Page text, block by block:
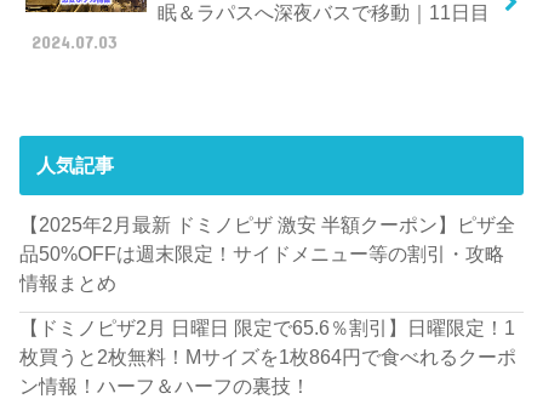
眠＆ラパスへ深夜バスで移動｜11日目
2024.07.03
人気記事
【2025年2月最新 ドミノピザ 激安 半額クーポン】ピザ全
品50%OFFは週末限定！サイドメニュー等の割引・攻略
情報まとめ
【ドミノピザ2月 日曜日 限定で65.6％割引】日曜限定！1
枚買うと2枚無料！Mサイズを1枚864円で食べれるクーポ
ン情報！ハーフ＆ハーフの裏技！